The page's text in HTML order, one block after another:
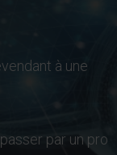
à une
par un pro